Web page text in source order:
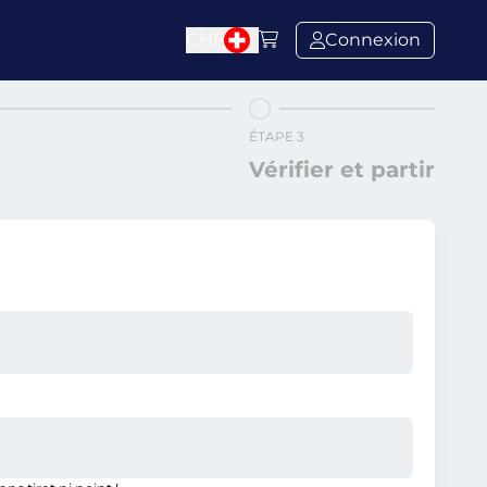
Connexion
ÉTAPE 3
Vérifier et partir